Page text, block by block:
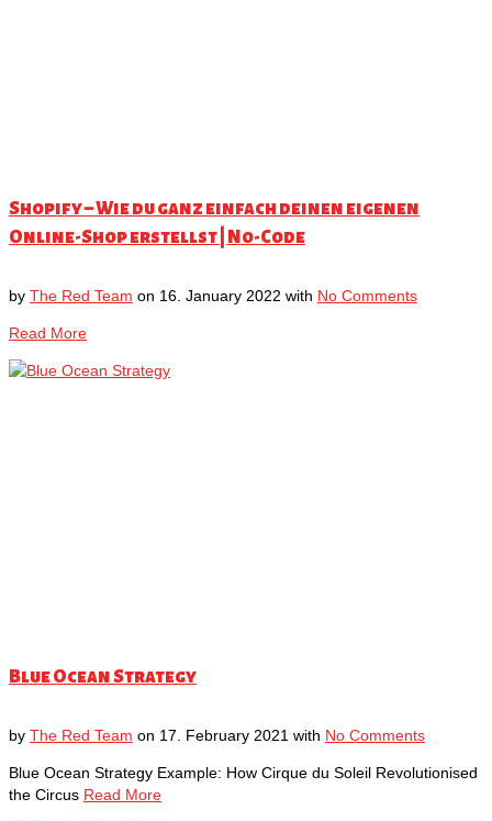
Shopify – Wie du ganz einfach deinen eigenen
Online-Shop erstellst | No-Code
by The Red Team on 16. January 2022 with No Comments
Read More
Blue Ocean Strategy
by The Red Team on 17. February 2021 with No Comments
Blue Ocean Strategy Example: How Cirque du Soleil Revolutionised
the Circus Read More